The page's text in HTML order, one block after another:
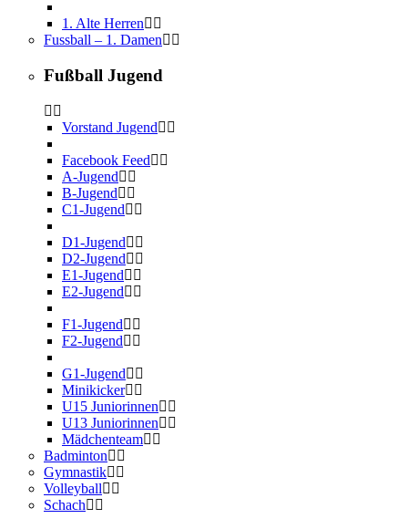
1. Alte Herren
Fussball – 1. Damen
Fußball Jugend
Vorstand Jugend
Facebook Feed
A-Jugend
B-Jugend
C1-Jugend
D1-Jugend
D2-Jugend
E1-Jugend
E2-Jugend
F1-Jugend
F2-Jugend
G1-Jugend
Minikicker
U15 Juniorinnen
U13 Juniorinnen
Mädchenteam
Badminton
Gymnastik
Volleyball
Schach